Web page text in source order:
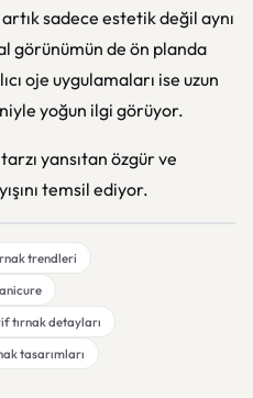
sadece estetik değil aynı
görünümün de ön planda
oje uygulamaları ise uzun
yoğun ilgi görüyor.
yansıtan özgür ve
temsil ediyor.
trendleri
tırnak detayları
tasarımları